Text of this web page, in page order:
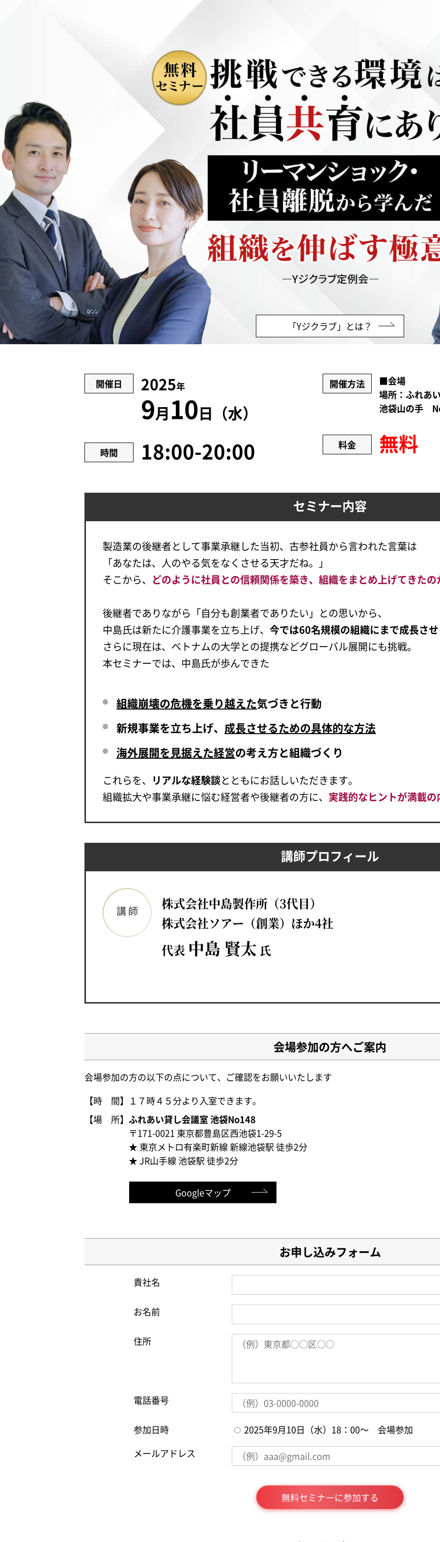
「Yジクラブ」とは？
開催日 2025年
9月10日（水）
時間 18:00-20:00
開催方法
■会場
場所：ふれあ
池袋山の手
料金 無料
セミナー内容
製造業の後継者として事業承継した当初、古参社員から言われた言葉は
「あなたは、人のやる気をなくさせる天才だね。」
そこから、 どのように社員との信頼関係を築き、組織をまとめ上げてきたの
後継者でありながら「自分も創業者でありたい」との思いから、
中島氏は新たに介護事業を立ち上げ、 今では60名規模の組織にまで成長させ
さらに現在は、ベトナムの大学との提携などグローバル展開にも挑戦。
本セミナーでは、中島氏が歩んできた
組織崩壊の危機を乗り越えた気づきと行動
新規事業を立ち上げ、 成長させるための具体的な方法
海外展開を見据えた経営の考え方と組織づくり
これらを、 リアルな経験談とともにお話しいただきます。
組織拡大や事業承継に悩む経営者や後継者の方に、 実践的なヒントが満載の
講師プロフィール
講 師
株式会社中島製作所（3代目）
株式会社ソアー（創業）ほか4社
代表 中島 賢太 氏
会場参加の方へご案内
会場参加の方の以下の点について、ご確認をお願いいたします
【時 間】
１７時４５分より入室できます。
【場 所】 ふれあい貸し会議室 池袋No148
〒171-0021 東京都豊島区西池袋1-29-5
★ 東京メトロ有楽町新線 新線池袋駅 徒歩2分
★ JR山手線 池袋駅 徒歩2分
Googleマップ
お申し込みフォーム
貴社名
お名前
住所
電話番号
参加日時
2025年9月10日（水）18：00～ 会場参加
メールアドレス
無料セミナーに参加する